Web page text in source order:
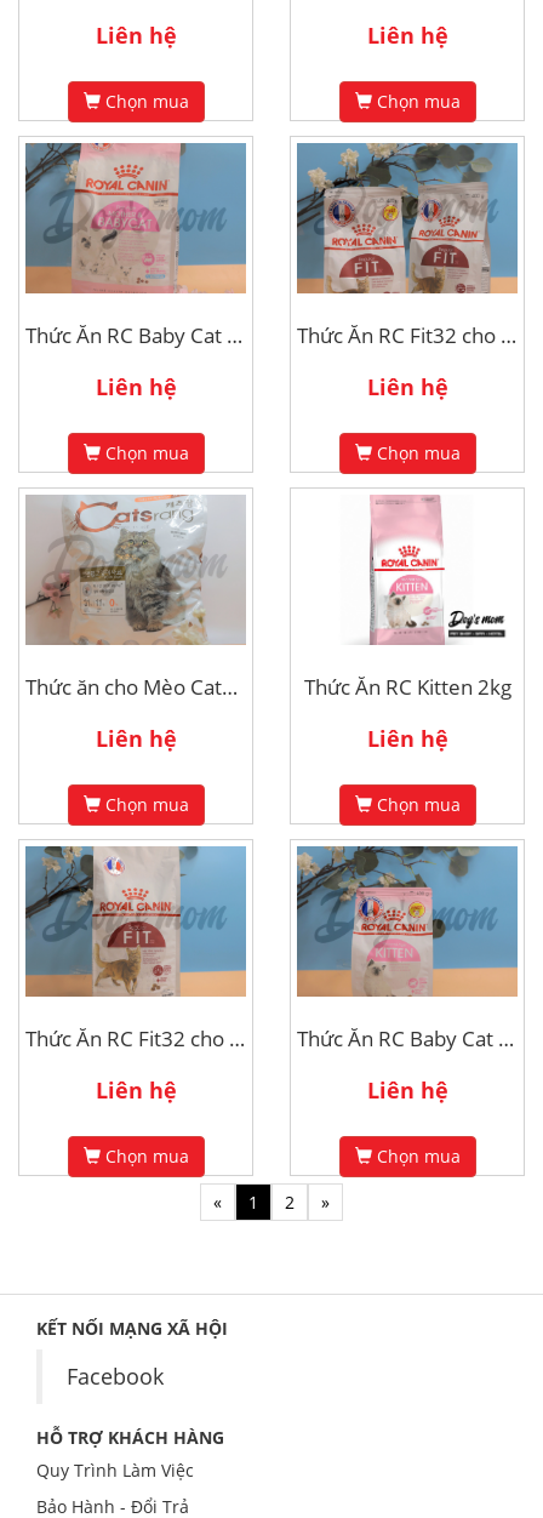
Liên hệ
Chọn mua
Liên hệ
Chọn mua
Thức Ăn RC Baby Cat & Mother 2kg
Liên hệ
Chọn mua
Thức Ăn RC Fit32 cho Mèo Trưởng Thành 400gr
Liên hệ
Chọn mua
Thức ăn cho Mèo Catsrang 5kg - All Stage
Liên hệ
Chọn mua
Thức Ăn RC Kitten 2kg
Liên hệ
Chọn mua
Thức Ăn RC Fit32 cho Mèo Trưởng Thành 2kg
Liên hệ
Chọn mua
Thức Ăn RC Baby Cat & Mother 400g
Liên hệ
Chọn mua
« 1 2 »
KẾT NỐI MẠNG XÃ HỘI
Facebook
HỖ TRỢ KHÁCH HÀNG
Quy Trình Làm Việc
Bảo Hành - Đổi Trả